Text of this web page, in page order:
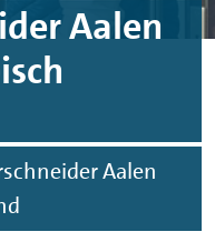
Aalen
Aalen